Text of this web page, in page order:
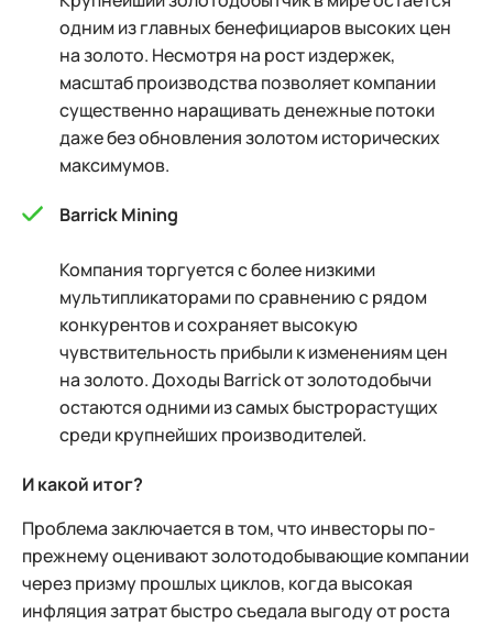
одним из главных бенефициаров высоких цен
на золото. Несмотря на рост издержек,
масштаб производства позволяет компании
существенно наращивать денежные потоки
даже без обновления золотом исторических
максимумов.
Barrick Mining
Компания торгуется с более низкими
мультипликаторами по сравнению с рядом
конкурентов и сохраняет высокую
чувствительность прибыли к изменениям цен
на золото. Доходы Barrick от золотодобычи
остаются одними из самых быстрорастущих
среди крупнейших производителей.
И какой итог?
Проблема заключается в том, что инвесторы по-
прежнему оценивают золотодобывающие компании
через призму прошлых циклов, когда высокая
инфляция затрат быстро съедала выгоду от роста